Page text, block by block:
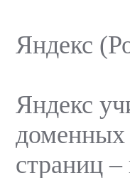
Яндекс
Яндекс
доменных
страниц